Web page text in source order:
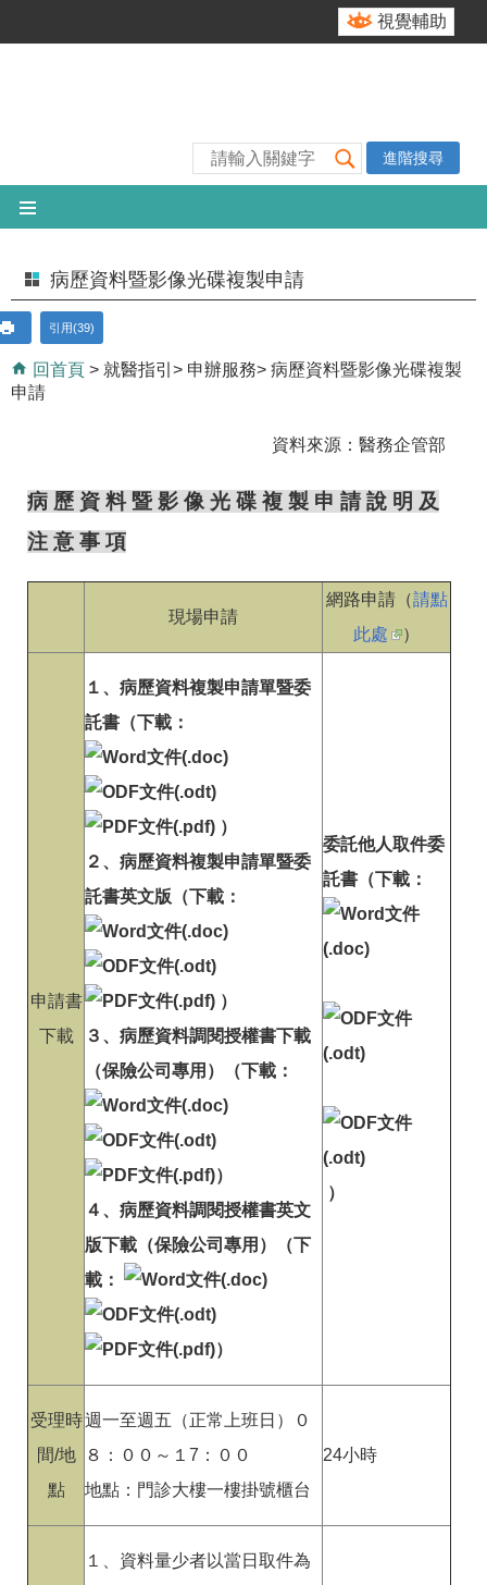
視覺輔助
進階搜尋
病歷資料暨影像光碟複製申請
引用(39)
回首頁 就醫指引 申辦服務
病歷資料暨影像光碟複製
申請
資料來源：醫務企管部
病 歷 資 料 暨 影 像 光 碟 複 製 申 請 說 明 及
注 意 事 項
現場申請
網路申請（請點
此處
）
申請書
下載
１、病歷資料複製申請單暨委
託書（下載：
）
２、病歷資料複製申請單暨委
託書英文版（下載：
）
３、病歷資料調閱授權書下載
（保險公司專用）（下載：
）
４、病歷資料調閱授權書英文
版下載（保險公司專用）（下
載：
）
委託他人取件委
託書（下載：
）
受理時
間/地
點
週一至週五（正常上班日）０
８：００～１7：００
地點：門診大樓一樓掛號櫃台
24小時
１、資料量少者以當日取件為